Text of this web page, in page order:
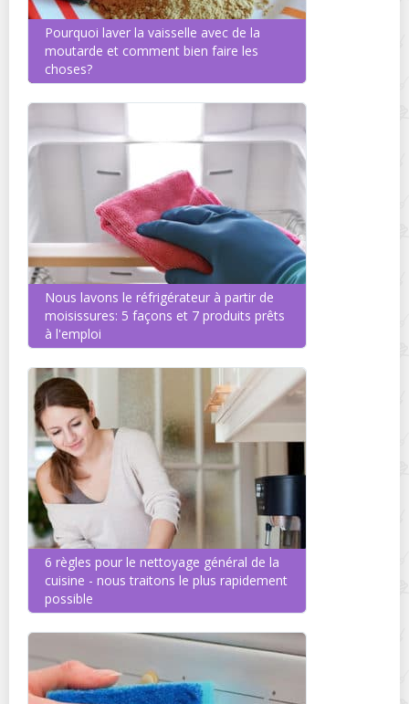
Pourquoi laver la vaisselle avec de la
moutarde et comment bien faire les
choses?
Nous lavons le réfrigérateur à partir de
moisissures: 5 façons et 7 produits prêts
à l'emploi
6 règles pour le nettoyage général de la
cuisine - nous traitons le plus rapidement
possible